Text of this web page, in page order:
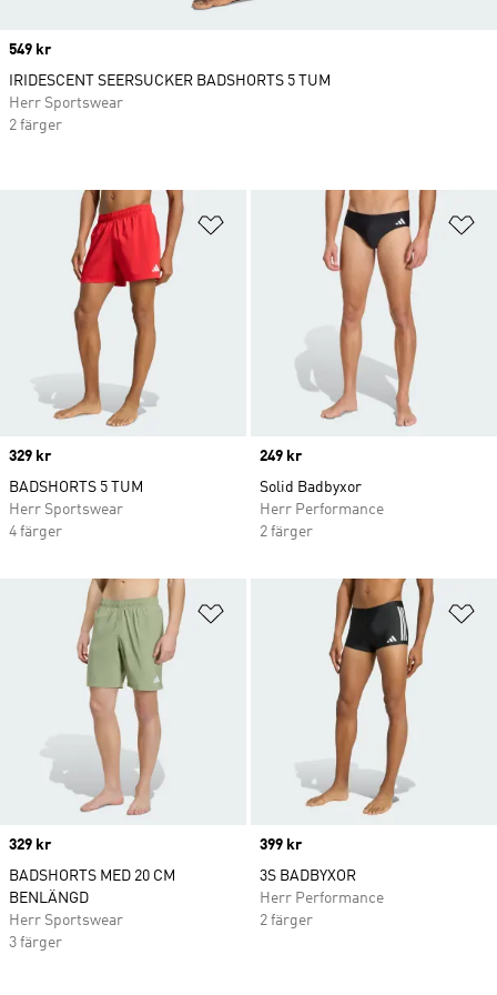
Lägg till på önskelistan
Price
329 kr
BADSHORTS 5 TUM
Herr Sportswear
4 färger
Price
249 kr
Solid Badbyxor
Herr Performance
2 färger
Lägg till på önskelistan
Price
329 kr
BADSHORTS MED 20 CM
BENLÄNGD
Herr Sportswear
3 färger
Price
399 kr
3S BADBYXOR
Herr Performance
2 färger
Price
549 kr
IRIDESCENT SEERSUCKER BADSHORTS 5 TUM
Herr Sportswear
2 färger